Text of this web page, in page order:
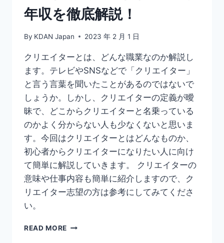
き
方
年収を徹底解説！
By KDAN Japan 2023 年 2 月 1 日
クリエイターとは、どんな職業なのか解説し
ます。テレビやSNSなどで「クリエイター」
と言う言葉を聞いたことがあるのではないで
しょうか。しかし、クリエイターの定義が曖
昧で、どこからクリエイターと名乗っている
のかよく分からない人も少なくないと思いま
す。今回はクリエイターとはどんなものか、
初心者からクリエイターになりたい人に向け
て簡単に解説していきます。 クリエイターの
意味や仕事内容も簡単に紹介しますので、ク
リエイター志望の方は参考にしてみてくださ
い。
READ MORE 【ク